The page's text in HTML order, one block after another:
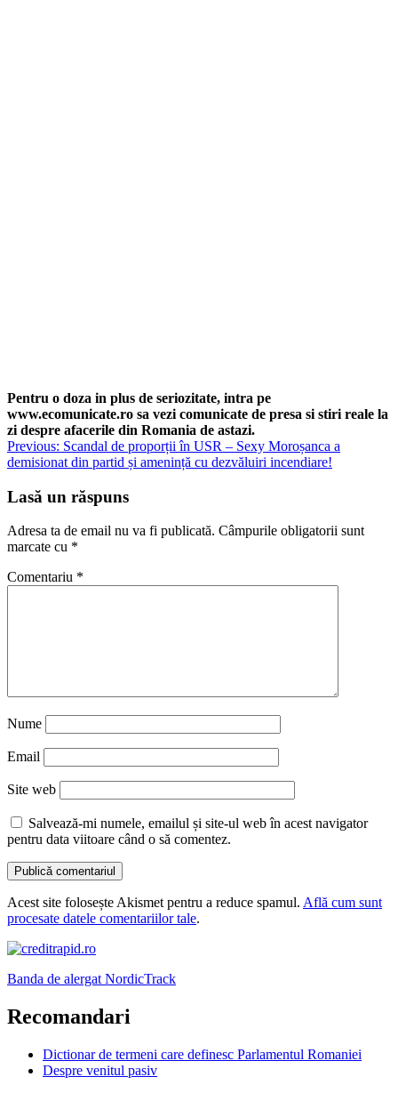
Pentru o doza in plus de seriozitate, intra pe
www.ecomunicate.ro sa vezi comunicate de presa si stiri reale la
zi despre afacerile din Romania de astazi.
Navigare
în
articole
Previous: Scandal de proporții în USR – Sexy Moroșanca a
demisionat din partid și amenință cu dezvăluiri incendiare!
Lasă un răspuns
Adresa ta de email nu va fi publicată. Câmpurile obligatorii sunt
marcate cu *
Comentariu *
Nume
Email
Site web
Salvează-mi numele, emailul și site-ul web în acest navigator
pentru data viitoare când o să comentez.
Acest site folosește Akismet pentru a reduce spamul. Află cum sunt
procesate datele comentariilor tale.
Banda de alergat NordicTrack
Recomandari
Dictionar de termeni care definesc Parlamentul Romaniei
Despre venitul pasiv